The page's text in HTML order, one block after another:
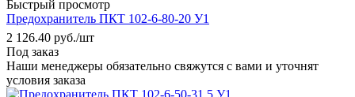
Быстрый просмотр
Предохранитель ПКТ 102-6-80-20 У1
2 126.40 руб./шт
Под заказ
Наши менеджеры обязательно свяжутся с вами и уточнят
условия заказа